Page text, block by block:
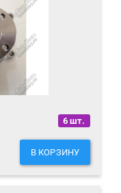
6 шт.
В КОРЗИНУ